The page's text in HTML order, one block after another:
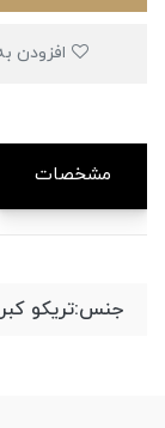
مشخصات
جنس:تریکو